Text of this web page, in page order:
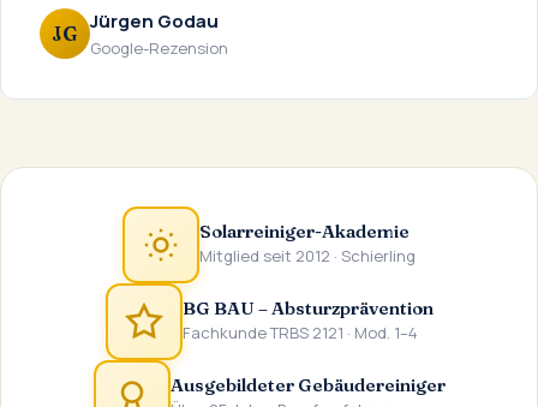
JG Jürgen Godau
Google-Rezension
Solarreiniger-Akademie
Mitglied seit 2012 · Schierling
BG BAU – Absturzprävention
Fachkunde TRBS 2121 · Mod. 1–4
Ausgebildeter Gebäudereiniger